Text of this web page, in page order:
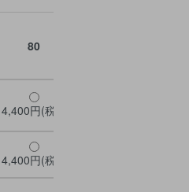
80
4,400円(税込)
4,400円(税込)